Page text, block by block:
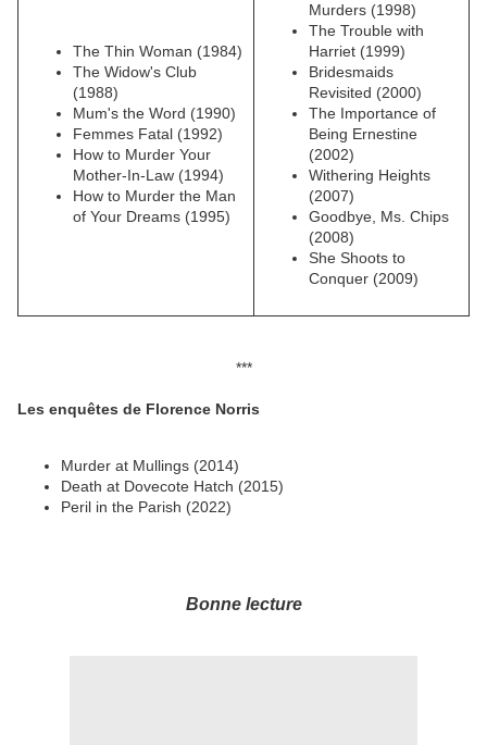
The Thin Woman (1984)
The Widow's Club
(1988)
Mum's the Word (1990)
Femmes Fatal (1992)
How to Murder Your
Mother-In-Law (1994)
How to Murder the Man
of Your Dreams (1995)
Murders (1998)
The Trouble with
Harriet (1999)
Bridesmaids
Revisited (2000)
The Importance of
Being Ernestine
(2002)
Withering Heights
(2007)
Goodbye, Ms. Chips
(2008)
She Shoots to
Conquer (2009)
***
Les enquêtes de Florence Norris
Murder at Mullings (2014)
Death at Dovecote Hatch (2015)
Peril in the Parish (2022)
Bonne lecture